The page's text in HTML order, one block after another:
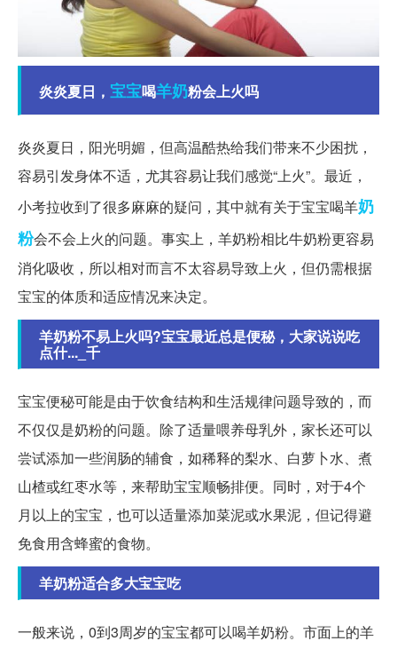
炎炎夏日， 宝宝喝羊奶粉会上火吗
炎炎夏日，阳光明媚，但高温酷热给我们带来不少困扰，
容易引发身体不适，尤其容易让我们感觉“上火”。最近，
小考拉收到了很多麻麻的疑问，其中就有关于宝宝喝羊奶
粉会不会上火的问题。事实上，羊奶粉相比牛奶粉更容易
消化吸收，所以相对而言不太容易导致上火，但仍需根据
宝宝的体质和适应情况来决定。
羊奶粉不易上火吗?宝宝最近总是便秘，大家说说吃
点什..._千
宝宝便秘可能是由于饮食结构和生活规律问题导致的，而
不仅仅是奶粉的问题。除了适量喂养母乳外，家长还可以
尝试添加一些润肠的辅食，如稀释的梨水、白萝卜水、煮
山楂或红枣水等，来帮助宝宝顺畅排便。同时，对于4个
月以上的宝宝，也可以适量添加菜泥或水果泥，但记得避
免食用含蜂蜜的食物。
羊奶粉适合多大宝宝吃
一般来说，0到3周岁的宝宝都可以喝羊奶粉。市面上的羊